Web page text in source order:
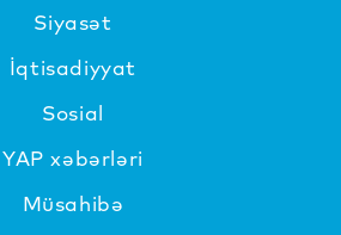
Siyasət
İqtisadiyyat
Sosial
YAP xəbərləri
Müsahibə